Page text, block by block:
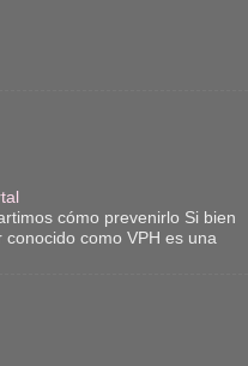
cómo prevenirlo Si bien
como VPH es una